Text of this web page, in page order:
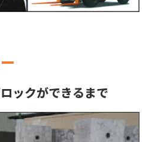
ックができるまで